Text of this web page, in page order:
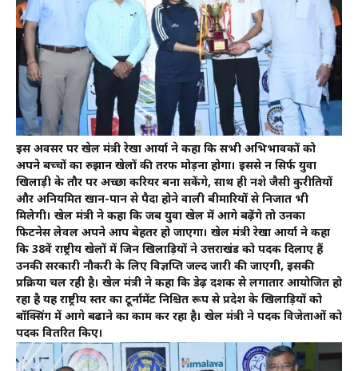
इस अवसर पर खेल मंत्री रेखा आर्या ने कहा कि सभी अभिभावकों को
अपने बच्चों का रुझान खेलों की तरफ मोड़ना होगा। इससे न सिर्फ युवा
खिलाड़ी के तौर पर अच्छा करियर बना सकेंगे, साथ ही नशे जैसी कुरीतियों
और अनियमित खान-पान से पैदा होने वाली बीमारियों से निजात भी
मिलेगी। खेल मंत्री ने कहा कि जब युवा खेल में आगे बढ़ेंगे तो उनका
फिटनेस लेवल अपने आप बेहतर हो जाएगा। खेल मंत्री रेखा आर्या ने कहा
कि 38वें राष्ट्रीय खेलों में जिन खिलाड़ियों ने उत्तराखंड को पदक दिलाए हैं
उनकी सरकारी नौकरी के लिए विज्ञप्ति जल्द जारी की जाएगी, इसकी
प्रक्रिया चल रही है। खेल मंत्री ने कहा कि डेढ़ दशक से लगातार आयोजित हो
रहा है यह राष्ट्रीय स्तर का टूर्नामेंट निश्चित रूप से प्रदेश के खिलाड़ियों को
बॉक्सिंग में आगे बढाने का काम कर रहा है। खेल मंत्री ने पदक विजेताओं को
पदक वितरित किए।